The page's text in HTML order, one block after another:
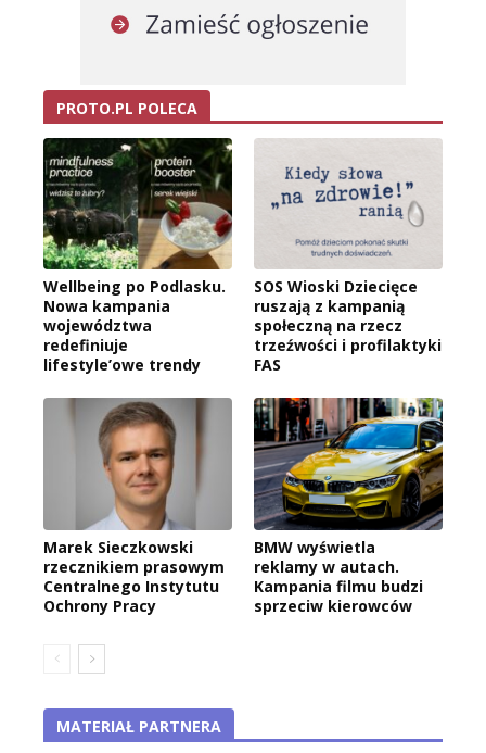
PROTO.PL POLECA
Wellbeing po Podlasku.
Nowa kampania
województwa
redefiniuje
lifestyle’owe trendy
SOS Wioski Dziecięce
ruszają z kampanią
społeczną na rzecz
trzeźwości i profilaktyki
FAS
Marek Sieczkowski
rzecznikiem prasowym
Centralnego Instytutu
Ochrony Pracy
BMW wyświetla
reklamy w autach.
Kampania filmu budzi
sprzeciw kierowców
MATERIAŁ PARTNERA